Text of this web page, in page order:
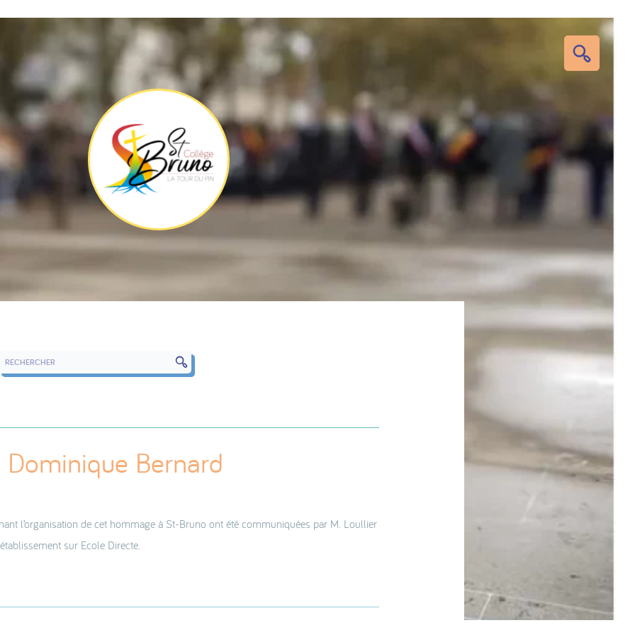
RECHERCHER DANS LES ARTICLES
Bernard
l’organisation de cet hommage à St-Bruno ont été communiquées par M. Loullier
sur Ecole Directe.